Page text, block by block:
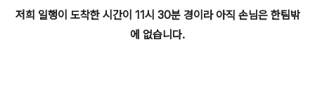
저희 일행이 도착한 시간이 11시 30분 경이라 아직 손님은 한팀밖
에 없습니다.